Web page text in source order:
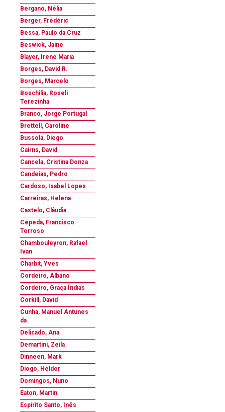
Bergano, Nélia
Berger, Frédéric
Bessa, Paulo da Cruz
Beswick, Jaine
Blayer, Irene Maria
Borges, David R.
Borges, Marcelo
Boschilia, Roseli
Terezinha
Branco, Jorge Portugal
Brettell, Caroline
Bussola, Diego
Cairns, David
Cancela, Cristina Donza
Candeias, Pedro
Cardoso, Isabel Lopes
Carreiras, Helena
Castelo, Cláudia
Cepeda, Francisco
Terroso
Chambouleyron, Rafael
Ivan
Charbit, Yves
Cordeiro, Albano
Cordeiro, Graça Índias
Corkill, David
Cunha, Manuel Antunes
da
Delicado, Ana
Demartini, Zeila
Dinneen, Mark
Diogo, Hélder
Domingos, Nuno
Eaton, Martin
Espírito Santo, Inês